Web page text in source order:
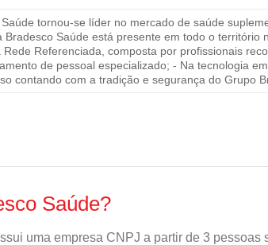
tornou-se líder no mercado de saúde
Saúde está presente em todo o
Referenciada, composta por profissionais
de pessoal especializado; - Na tecnologia
contando com a tradição e segurança do Grupo
Saúde?
uma empresa CNPJ a partir de 3 pessoas